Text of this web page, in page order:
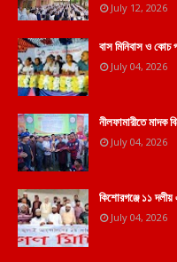
July 12, 2026
বাস মিনিবাস ও কোচ
July 04, 2026
নীলফামারীতে মাদক
July 04, 2026
কিশোরগঞ্জে ১১
July 04, 2026